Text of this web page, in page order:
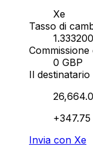
Xe
Tasso di
1.333200
0 GBP
Il
+347.75
Invia con Xe